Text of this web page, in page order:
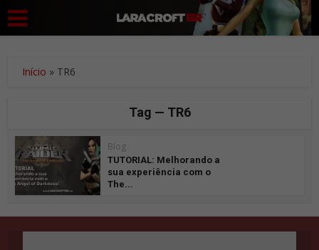
Início » TR6
Tag — TR6
Blog
TUTORIAL: Melhorando a
sua experiência com o
The...